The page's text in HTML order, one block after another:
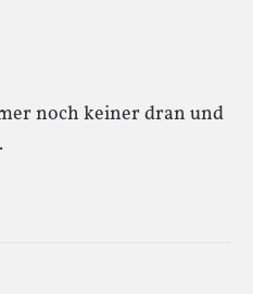
noch keiner dran und